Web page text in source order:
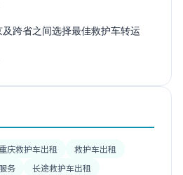
跨省之间选择最佳救护车转运
重庆救护车出租
救护车出租
务
长途救护车出租